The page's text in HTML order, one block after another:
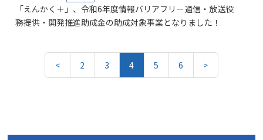
「えんかく＋」、令和6年度情報バリアフリー通信・放送役
務提供・開発推進助成金の助成対象事業となりました！
< 2 3 4 5 6 >